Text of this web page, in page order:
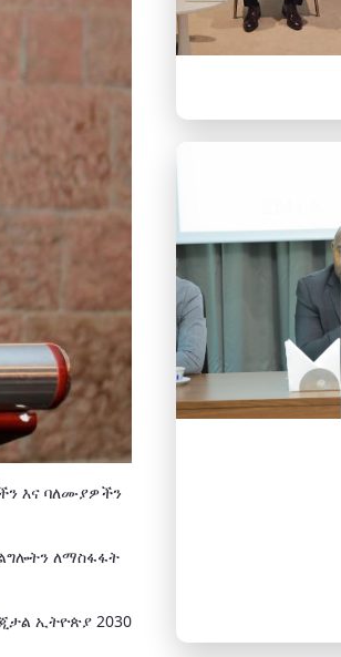
እና ባለሙያዎችን
ለማስፋፋት
ኢትዮጵያ 2030